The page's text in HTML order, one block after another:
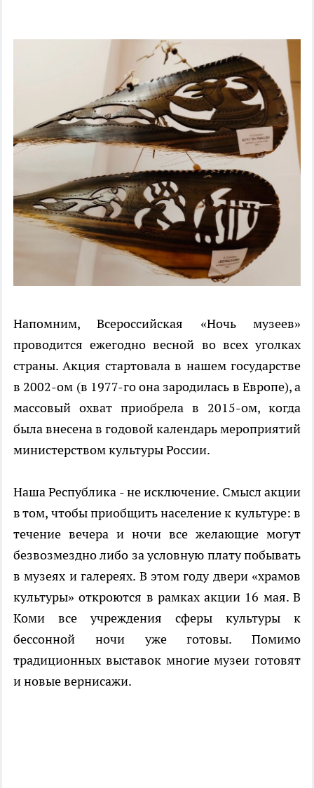
Напомним, Всероссийская «Ночь музеев»
проводится ежегодно весной во всех уголках
страны. Акция стартовала в нашем государстве
в 2002-ом (в 1977-го она зародилась в Европе), а
массовый охват приобрела в 2015-ом, когда
была внесена в годовой календарь мероприятий
министерством культуры России.
Наша Республика - не исключение. Смысл акции
в том, чтобы приобщить население к культуре: в
течение вечера и ночи все желающие могут
безвозмездно либо за условную плату побывать
в музеях и галереях. В этом году двери «храмов
культуры» откроются в рамках акции 16 мая. В
Коми все учреждения сферы культуры к
бессонной ночи уже готовы. Помимо
традиционных выставок многие музеи готовят
и новые вернисажи.